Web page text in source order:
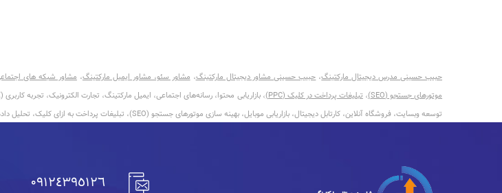
حبیب حسینی مدرس دیجیتال مارکتینگ، حبیب حسینی مشاور دیجیتال مارکتینگ، مشاور سئو، مشاور ایمیل مارکتینگ، مشاور شبکه های
موتورهای جستجو (SEO)
، تبلیغات پرداخت در کلیک (PPC)
توسعه وبسایت، فروشگاه آنلاین، کارتابل دیجیتال، بازاریابی موبایل، بهینه سازی موتورهای جستجو (SEO)، تبلیغات پرداخت به ازای کلیک، تحلیل داده‌های دیجیتال، رقابت کلمات کلیدی، پیش بینی روند بازاریابی
٠٩١٢٤٣٩٥١٢٦